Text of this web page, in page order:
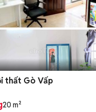
thất Gò Vấp
20 m²